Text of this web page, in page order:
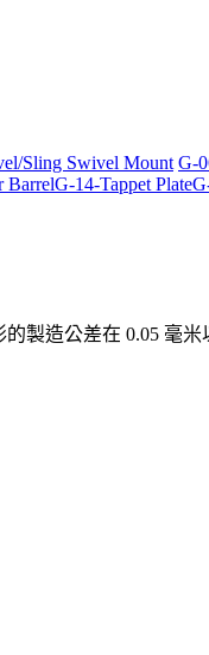
Sling Swivel Mount G-
BarrelG-14-Tappet Plate
製造公差在 0.05 毫